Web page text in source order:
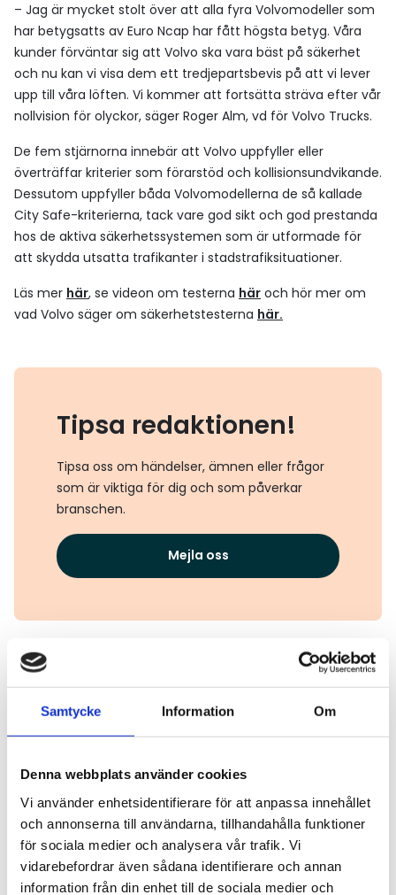
Samtycke Information Om
Denna webbplats använder cookies
Vi använder enhetsidentifierare för att anpassa innehållet
och annonserna till användarna, tillhandahålla funktioner
för sociala medier och analysera vår trafik. Vi
vidarebefordrar även sådana identifierare och annan
information från din enhet till de sociala medier och
– Jag är mycket stolt över att alla fyra Volvomodeller som
har betygsatts av Euro Ncap har fått högsta betyg. Våra
kunder förväntar sig att Volvo ska vara bäst på säkerhet
och nu kan vi visa dem ett tredjepartsbevis på att vi lever
upp till våra löften. Vi kommer att fortsätta sträva efter vår
nollvision för olyckor, säger Roger Alm, vd för Volvo Trucks.
De fem stjärnorna innebär att Volvo uppfyller eller
överträffar kriterier som förarstöd och kollisionsundvikande.
Dessutom uppfyller båda Volvomodellerna de så kallade
City Safe-kriterierna, tack vare god sikt och god prestanda
hos de aktiva säkerhetssystemen som är utformade för
att skydda utsatta trafikanter i stadstrafiksituationer.
Läs mer här, se videon om testerna här och hör mer om
vad Volvo säger om säkerhetstesterna här.
Tipsa redaktionen!
Tipsa oss om händelser, ämnen eller frågor
som är viktiga för dig och som påverkar
branschen.
Mejla oss
Läs även